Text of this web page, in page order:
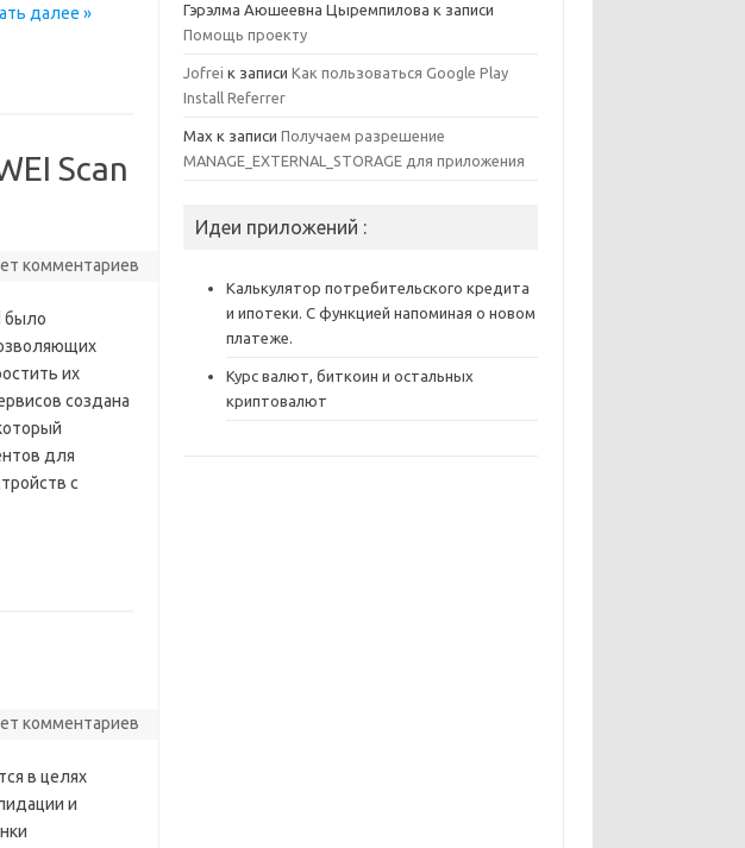
далее »
Scan
комментариев
было
их
создана
для
с
комментариев
в целях
и
Гэрэлма Аюшеевна Цыремпилова к записи
Помощь проекту
Jofrei к записиКак пользоваться Google Play
Install Referrer
Max к записиПолучаем разрешение
MANAGE_EXTERNAL_STORAGE для приложения
Идеи приложений :
Калькулятор потребительского кредита
и ипотеки. С функцией напоминая о новом
платеже.
Курс валют, биткоин и остальных
криптовалют